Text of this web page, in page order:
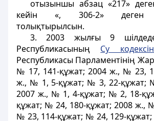
отызыншы абзац «217»
кейін «, 306-2» деген
толықтырылсын.
3. 2003 жылғы 9
Республикасының Су
Республикасы Парламентінің
№ 17, 141-құжат; 2004 ж., № 23,
ж., № 1, 5-құжат; № 3, 22-құжат;
2007 ж., № 1, 4-құжат; № 2, 18-
құжат; № 24, 180-құжат; 2008 ж.,
№ 23, 114-құжат; № 24, 129-